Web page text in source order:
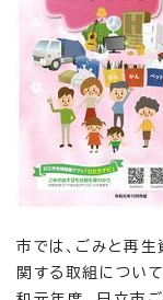
市では、ごみと再
関する取組につい